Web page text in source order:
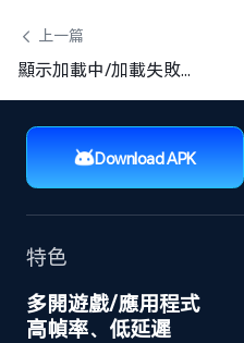
上一篇
顯示加載中/加載失敗怎麼辦？
Download APK
特色
多開遊戲/應用程式
高幀率、低延遲